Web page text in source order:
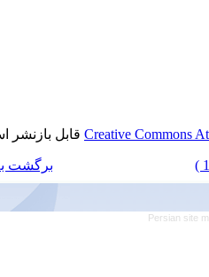
بازنشر است.
برگشت به فهرست نسخه ها